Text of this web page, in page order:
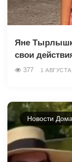
Яне
свои
377 1
Новости